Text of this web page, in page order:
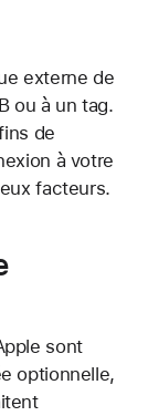
externe de
ou à un tag.
de
à votre
facteurs.
sont
optionnelle,